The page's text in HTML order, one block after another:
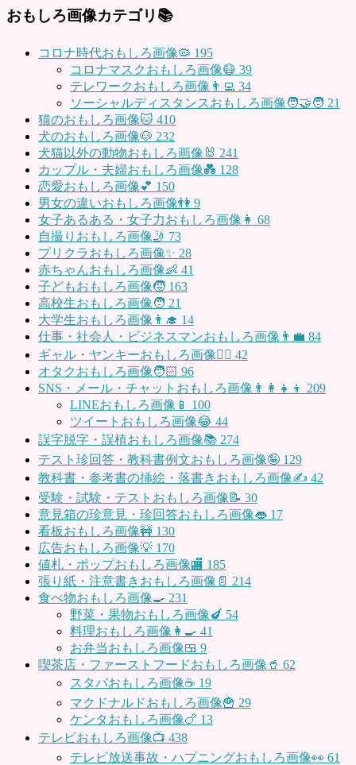
おもしろ画像カテゴリ📚
コロナ時代おもしろ画像🦠 195
コロナマスクおもしろ画像😷 39
テレワークおもしろ画像👨‍💻 34
ソーシャルディスタンスおもしろ画像🧑‍🤝‍🧑 21
猫のおもしろ画像🐱 410
犬のおもしろ画像🐶 232
犬猫以外の動物おもしろ画像🐰 241
カップル・夫婦おもしろ画像💑 128
恋愛おもしろ画像💕 150
男女の違いおもしろ画像👫 9
女子あるある・女子力おもしろ画像👩 68
自撮りおもしろ画像🤳 73
プリクラおもしろ画像✨ 28
赤ちゃんおもしろ画像👶 41
子どもおもしろ画像🧒 163
高校生おもしろ画像🧑 21
大学生おもしろ画像👨‍🎓 14
仕事・社会人・ビジネスマンおもしろ画像👨‍💼 84
ギャル・ヤンキーおもしろ画像👱‍♀️ 42
オタクおもしろ画像🧑🏻 96
SNS・メール・チャットおもしろ画像👨‍👩‍👧‍👦 209
LINEおもしろ画像📱 100
ツイートおもしろ画像😂 44
誤字脱字・誤植おもしろ画像📚 274
テスト珍回答・教科書例文おもしろ画像🤪 129
教科書・参考書の挿絵・落書きおもしろ画像✍️ 42
受験・試験・テストおもしろ画像📝 30
意見箱の珍意見・珍回答おもしろ画像👄 17
看板おもしろ画像🚧 130
広告おもしろ画像💡 170
値札・ポップおもしろ画像🏬 185
張り紙・注意書きおもしろ画像📄 214
食べ物おもしろ画像🍳 231
野菜・果物おもしろ画像🍆 54
料理おもしろ画像👩‍🍳 41
お弁当おもしろ画像🍱 9
喫茶店・ファーストフードおもしろ画像🥤 62
スタバおもしろ画像☕️ 19
マクドナルドおもしろ画像🍟 29
ケンタおもしろ画像🍗 13
テレビおもしろ画像📺 438
テレビ放送事故・ハプニングおもしろ画像👀 61